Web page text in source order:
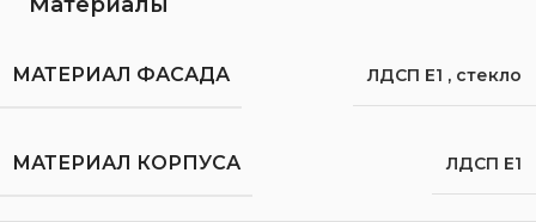
МАТЕРИАЛ ФАСАДА ЛДСП Е1 , стекло
МАТЕРИАЛ КОРПУСА ЛДСП Е1